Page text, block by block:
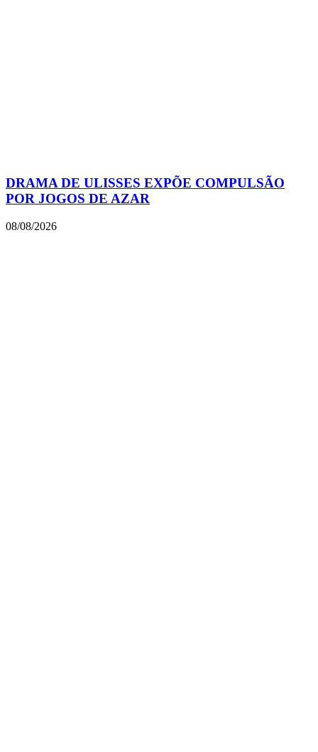
DRAMA DE ULISSES EXPÕE COMPULSÃO
POR JOGOS DE AZAR
08/08/2026